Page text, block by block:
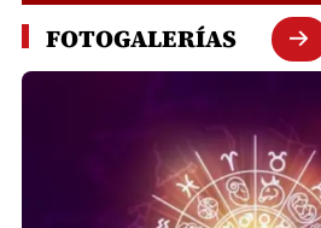
FOTOGALERÍAS